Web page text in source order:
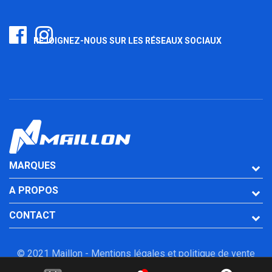
REJOIGNEZ-NOUS SUR LES RÉSEAUX SOCIAUX
MARQUES
A PROPOS
CONTACT
© 2021 Maillon - Mentions légales et politique de vente